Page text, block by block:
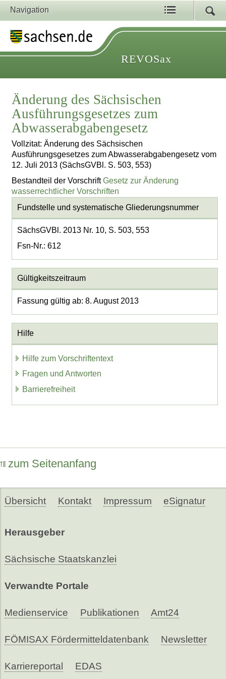
Navigation
REVOSax
Änderung des Sächsischen
Ausführungsgesetzes zum
Abwasserabgabengesetz
Vollzitat: Änderung des Sächsischen
Ausführungsgesetzes zum Abwasserabgabengesetz vom
12. Juli 2013 (SächsGVBl. S. 503, 553)
Bestandteil der VorschriftGesetz zur Änderung
wasserrechtlicher Vorschriften
Fundstelle und systematische Gliederungsnummer
SächsGVBl. 2013 Nr. 10, S. 503, 553
Fsn-Nr.: 612
Gültigkeitszeitraum
Fassung gültig ab: 8. August 2013
Hilfe
Hilfe zum Vorschriftentext
Fragen und Antworten
Barrierefreiheit
zum Seitenanfang
Übersicht Kontakt Impressum eSignatur
Herausgeber
Sächsische Staatskanzlei
Verwandte Portale
Medienservice Publikationen Amt24
FÖMISAX Fördermitteldatenbank Newsletter
Karriereportal EDAS